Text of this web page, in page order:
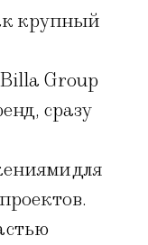
крупный
Group
сразу
для